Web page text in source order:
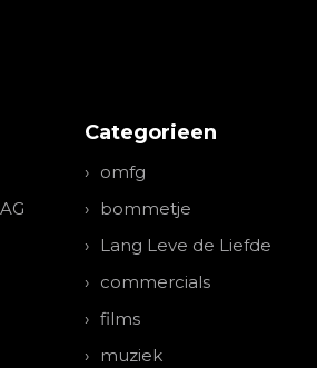
Categorieen
omfg
bommetje
Lang Leve de Liefde
commercials
films
muziek